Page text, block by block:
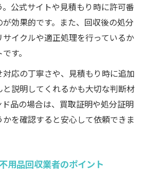
公式サイトや見積もり時に許可番
効果的です。また、回収後の処分
イクルや適正処理を行っているか
す。
応の丁寧さや、見積もり時に追加
説明してくれるかも大切な判断材
品の場合は、買取証明や処分証明
を確認すると安心して依頼できま
用品回収業者のポイント